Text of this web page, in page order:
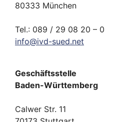
80333 München
Tel.: 089 / 29 08 20 – 0
info@ivd-sued.net
Geschäftsstelle
Baden-Württemberg
Calwer Str. 11